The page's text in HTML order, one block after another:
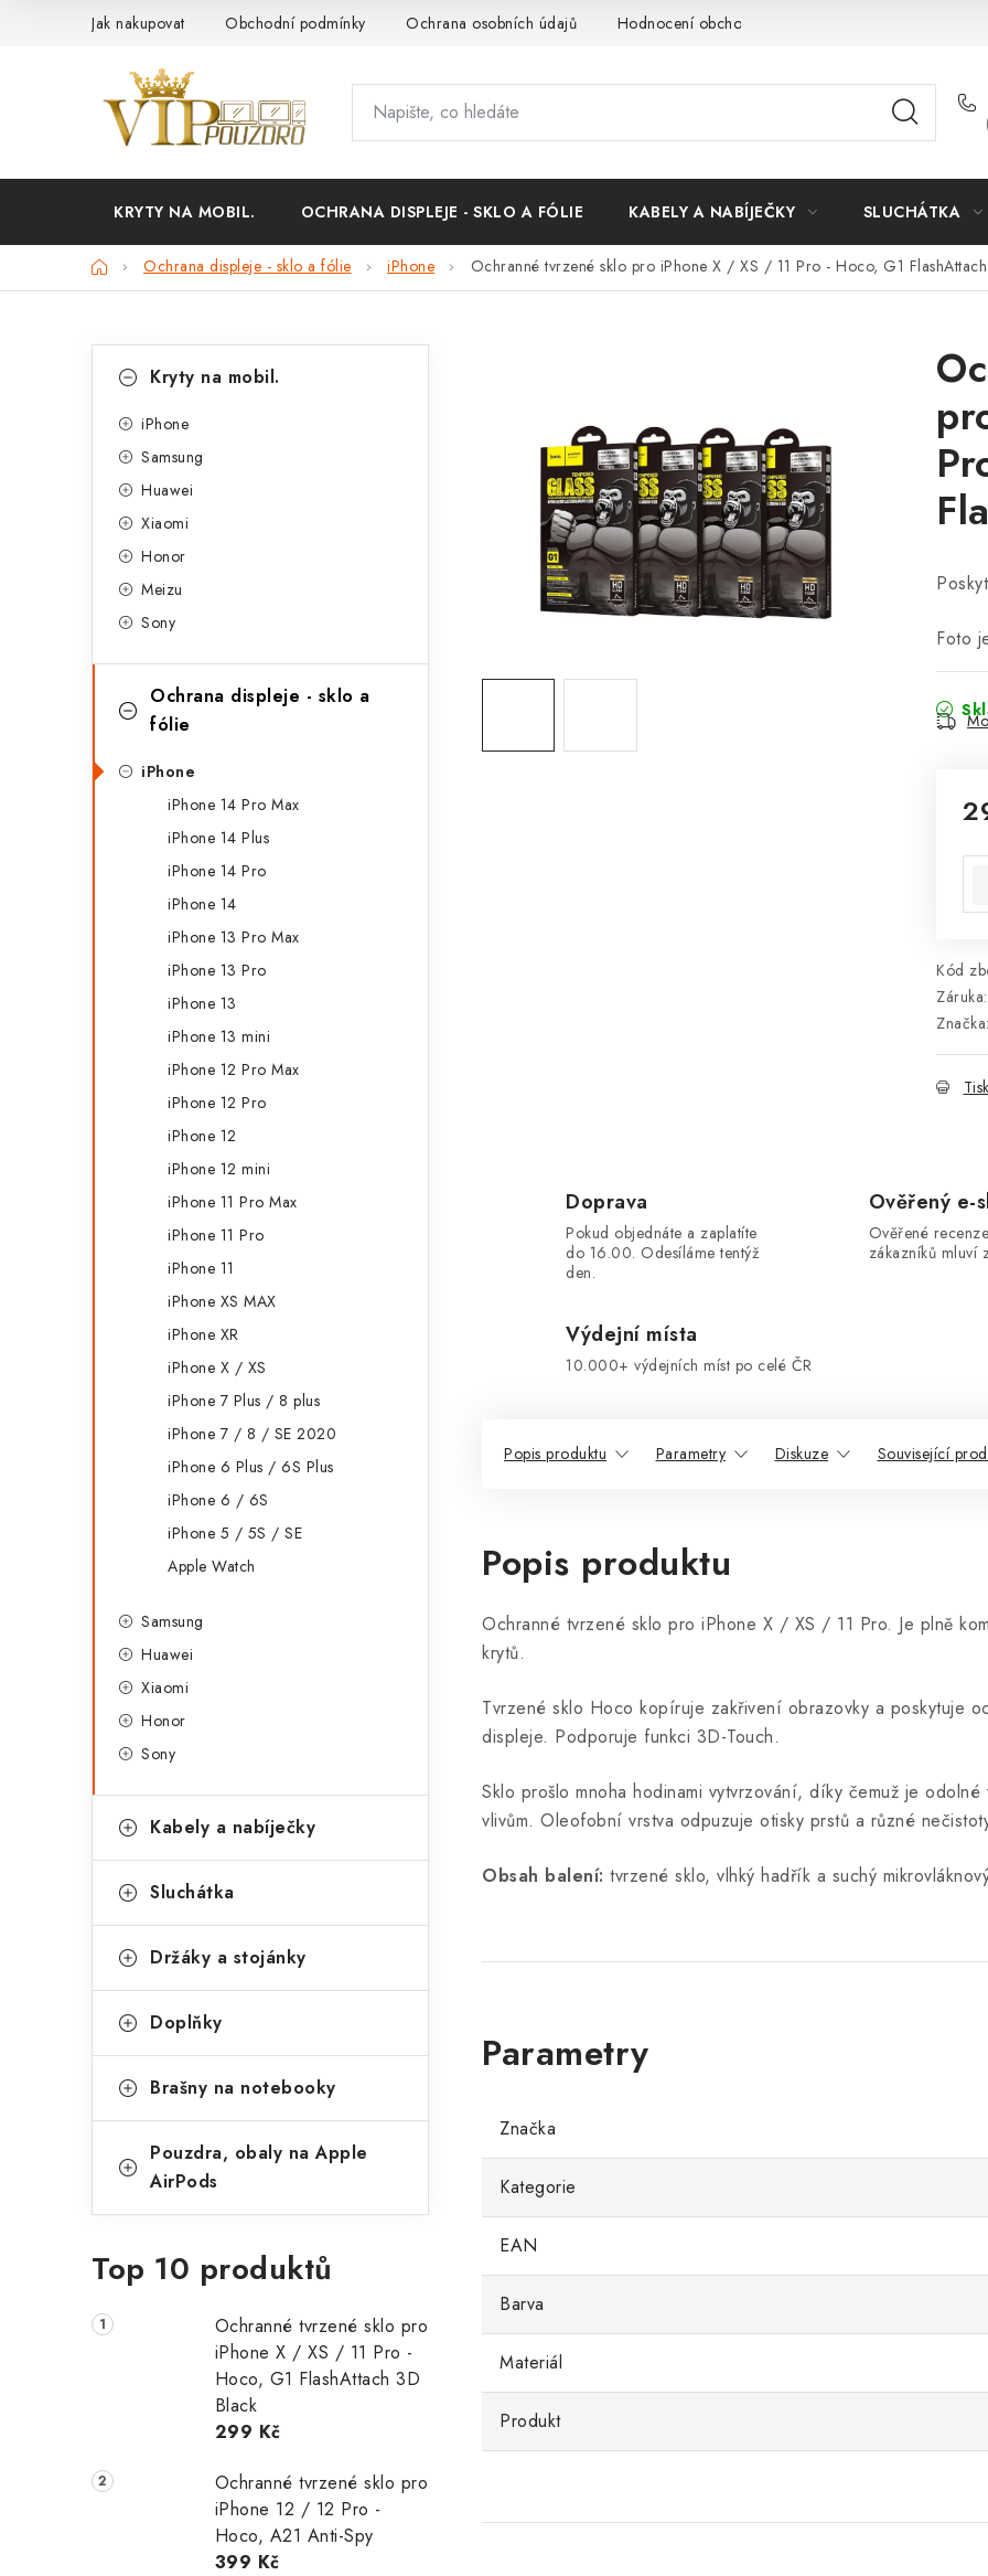
Jak nakupovat Obchodní podmínky Ochrana osobních údajů Hodnocení obchodu
KRYTY NA MOBIL. OCHRANA DISPLEJE - SKLO A FÓLIE KABELY A NABÍJEČKY SLUCHÁTKA
DomůOchrana displeje - sklo a fólie iPhone Ochranné tvrzené sklo pro iPhone X / XS / 11 Pro - Hoco, G1
n
a
kategorie
e
Kryty na mobil.
iPhone
Samsung
Huawei
Xiaomi
Honor
Meizu
Sony
Ochrana displeje - sklo a
fólie
iPhone
iPhone 14 Pro Max
iPhone 14 Plus
iPhone 14 Pro
iPhone 14
iPhone 13 Pro Max
iPhone 13 Pro
iPhone 13
iPhone 13 mini
iPhone 12 Pro Max
iPhone 12 Pro
iPhone 12
iPhone 12 mini
iPhone 11 Pro Max
iPhone 11 Pro
iPhone 11
iPhone XS MAX
iPhone XR
iPhone X / XS
iPhone 7 Plus / 8 plus
iPhone 7 / 8 / SE 2020
iPhone 6 Plus / 6S Plus
iPhone 6 / 6S
iPhone 5 / 5S / SE
Apple Watch
Samsung
Huawei
Xiaomi
Honor
Sony
Kabely a nabíječky
Sluchátka
Držáky a stojánky
Doplňky
Brašny na notebooky
Pouzdra, obaly na Apple
AirPods
Top 10 produktů
Ochranné tvrzené sklo pro
iPhone X / XS / 11 Pro -
Hoco, G1 FlashAttach 3D
Black
299 Kč
Ochranné tvrzené sklo pro
iPhone 12 / 12 Pro -
Hoco, A21 Anti-Spy
399 Kč
Foto
Kód
Záruka:
Značka:
Tisk
Doprava
Pokud objednáte a zaplatíte
do 16.00. Odesíláme tentýž
den.
Ověřený e-
Ověřené
zákazníků mluví
Výdejní místa
10.000+ výdejních míst po celé ČR
Popis produktu Parametry Diskuze Související
Popis produktu
Ochranné tvrzené sklo pro iPhone X / XS / 11 Pro. Je plně
krytů.
Tvrzené sklo Hoco kopíruje zakřivení obrazovky a poskytuje
displeje. Podporuje funkci 3D-Touch.
Sklo prošlo mnoha hodinami vytvrzování, díky čemuž je odolné
vlivům. Oleofobní vrstva odpuzuje otisky prstů a různé
Obsah balení: tvrzené sklo, vlhký hadřík a suchý
Značka
Kategorie
EAN
Barva
Materiál
Produkt